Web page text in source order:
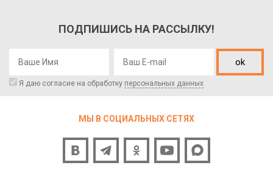
ПОДПИШИСЬ НА РАССЫЛКУ!
ok
Я даю согласие на обработку персональных данных
МЫ В СОЦИАЛЬНЫХ СЕТЯХ